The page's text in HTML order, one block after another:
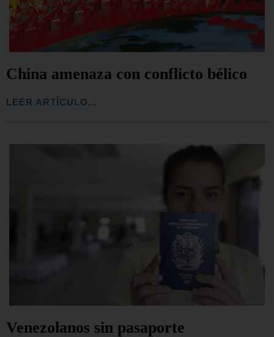
China amenaza con conflicto bélico
LEER ARTÍCULO...
Venezolanos sin pasaporte